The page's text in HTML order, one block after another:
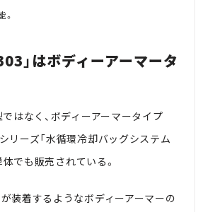
。
」はボディーアーマータ
はなく、ボディーアーマータイプ
リーズ「水循環冷却バッグシステム
体でも販売されている。
装着するようなボディーアーマーの